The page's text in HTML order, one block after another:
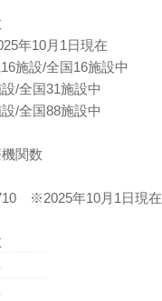
年10月1日現在
施設/全国16施設中
/全国31施設中
/全国88施設中
関数
※2025年10月1日現在